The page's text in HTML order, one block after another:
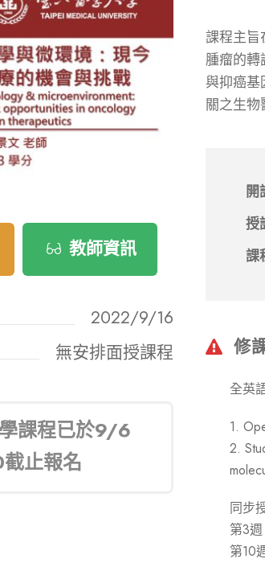
教師資訊
2022/9/16
無安排面授課程
課程已於9/6
止報名
課程主旨
腫瘤的轉
與抑癌基
關之生物
開
授
課
修
全英
1.
2.
同步
第3
第10